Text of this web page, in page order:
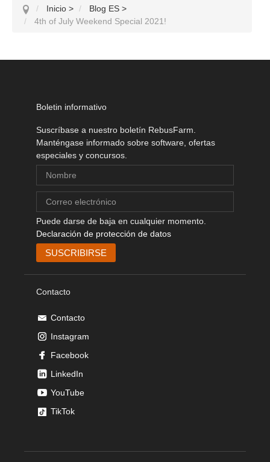
Inicio > Blog ES >
4th of July Weekend Special 2021!
Boletin informativo
Suscríbase a nuestro boletín RebusFarm.
Manténgase informado sobre software, ofertas
especiales y concursos.
Puede darse de baja en cualquier momento.
Declaración de protección de datos
Contacto
Contacto
Instagram
Facebook
LinkedIn
YouTube
TikTok